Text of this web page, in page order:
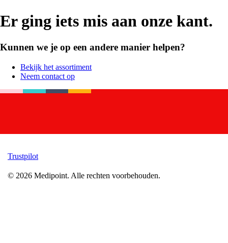
Er ging iets mis aan onze kant.
Kunnen we je op een andere manier helpen?
Bekijk het assortiment
Neem contact op
Trustpilot
© 2026 Medipoint. Alle rechten voorbehouden.